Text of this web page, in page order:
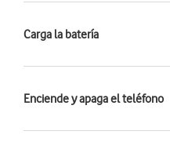
Carga la batería
Enciende y apaga el teléfono